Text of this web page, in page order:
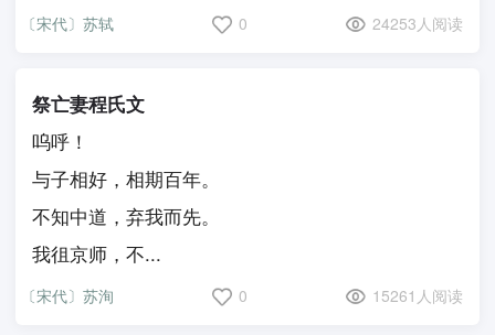
〔宋代〕苏轼 0 24253人阅读
祭亡妻程氏文
呜呼！
与子相好，相期百年。
不知中道，弃我而先。
我徂京师，不...
〔宋代〕苏洵 0 15261人阅读